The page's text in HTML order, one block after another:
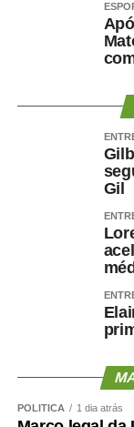
da Educação
entanto, que é
atendimento
— Fica aqui a
da educação de
Fundação Maria
importância do
estratégia de
que, conforme
deve ser vista
a advogada, é
deles têm a ver
Gil
POLÍTICA 1 dia atrás